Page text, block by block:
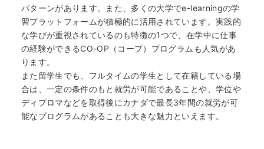
パターンがあります。また、多くの大学でe-learningの学
習プラットフォームが積極的に活用されています。実践的
な学びが重視されているのも特徴の1つで、在学中に仕事
の経験ができるCO-OP（コープ）プログラムも人気があ
ります。
また留学生でも、フルタイムの学生として在籍している場
合は、一定の条件のもと就労が可能であることや、学位や
ディプロマなどを取得後にカナダで最長3年間の就労が可
能なプログラムがあることも大きな魅力といえます。